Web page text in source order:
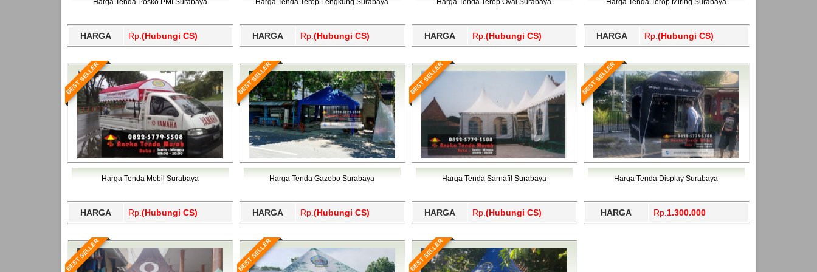
HARGA Rp. (Hubungi CS) HARGA Rp. (Hubungi CS) HARGA Rp. (Hubungi CS) HARGA Rp. (Hubungi CS)
BEST SELLER
Harga Tenda Mobil Surabaya
HARGA Rp. (Hubungi CS)
BEST SELLER
Harga Tenda Gazebo Surabaya
HARGA Rp. (Hubungi CS)
BEST SELLER
Harga Tenda Sarnafil Surabaya
HARGA Rp. (Hubungi CS)
BEST SELLER
Harga Tenda Display Surabaya
HARGA Rp. 1.300.000
BEST SELLER BEST SELLER BEST SELLER